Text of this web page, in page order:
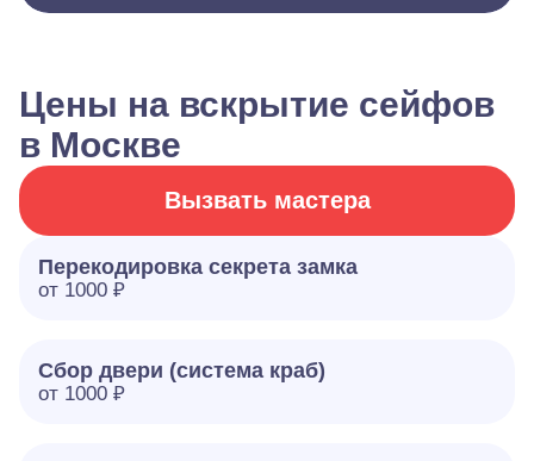
Цены на вскрытие сейфов
в Москве
Вызвать мастера
Перекодировка секрета замка
от 1000 ₽
Сбор двери (система краб)
от 1000 ₽